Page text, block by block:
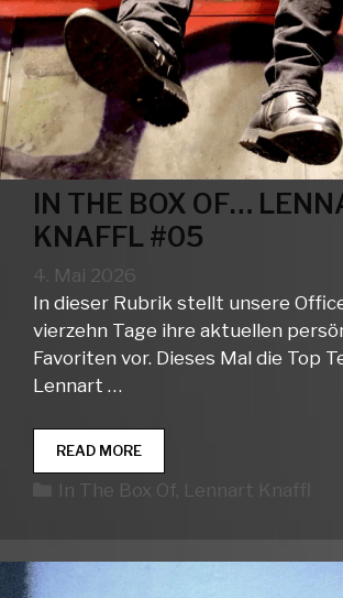
IN THE BOX OF…
KNAFFL #05
4. Mai 2026
In dieser Rubrik stellt unsere
vierzehn Tage ihre aktuellen
Favoriten vor. Dieses Mal die Top
Lennart …
READ MOREIN
THE
BOX
Kategorien
In The Box Of Lennart Knaffl